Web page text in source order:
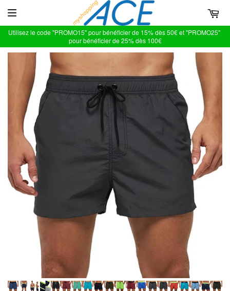
Utilisez le code "PROMO15" pour bénéficier de 15% dès 50€ et "PROMO25"
pour bénéficier de 25% dès 100€